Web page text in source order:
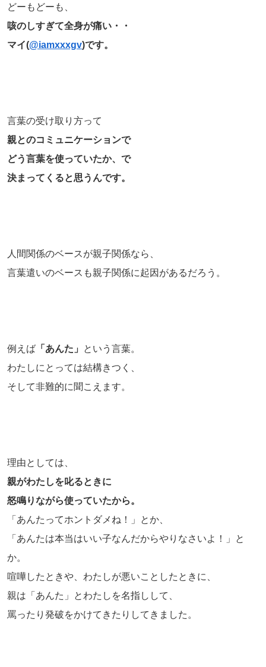
どーもどーも、
咳のしすぎて全身が痛い・・
マイ(@iamxxxgv)です。
言葉の受け取り方って
親とのコミュニケーションで
どう言葉を使っていたか、で
決まってくると思うんです。
人間関係のベースが親子関係なら、
言葉遣いのベースも親子関係に起因があるだろう。
例えば 「あんた」
という言葉。
わたしにとっては結構きつく、
そして非難的に聞こえます。
理由としては、
親がわたしを叱るときに
怒鳴りながら使っていたから。
「あんたってホントダメね！」とか、
「あんたは本当はいい子なんだからやりなさいよ！」と
か。
喧嘩したときや、わたしが悪いことしたときに、
親は「あんた」とわたしを名指しして、
罵ったり発破をかけてきたりしてきました。